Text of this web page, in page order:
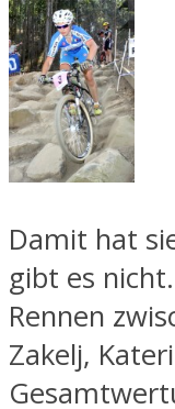
Damit hat
gibt es
Rennen
Zakelj,